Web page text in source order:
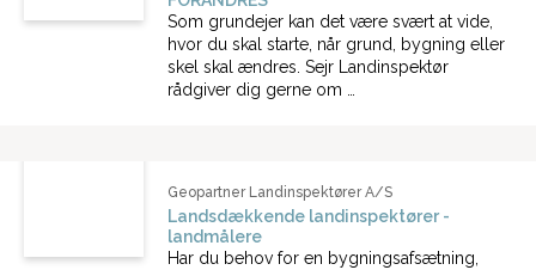
Som grundejer kan det være svært at vide,
hvor du skal starte, når grund, bygning eller
skel skal ændres. Sejr Landinspektør
rådgiver dig gerne om …
Geopartner Landinspektører A/S
Landsdækkende landinspektører -
landmålere
Har du behov for en bygningsafsætning,